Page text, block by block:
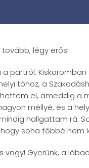
tovább, légy erős!
a partról.
tóhoz, a
el, ameddig a
méllyé, és a
hallgattam rá.
soha többé nem
vagy! Gyerünk, a